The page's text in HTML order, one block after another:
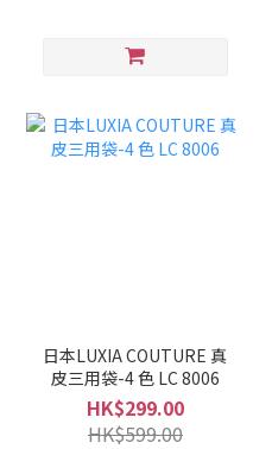
日本LUXIA COUTURE 真
皮三用袋-4 色 LC 8006
HK$299.00
HK$599.00